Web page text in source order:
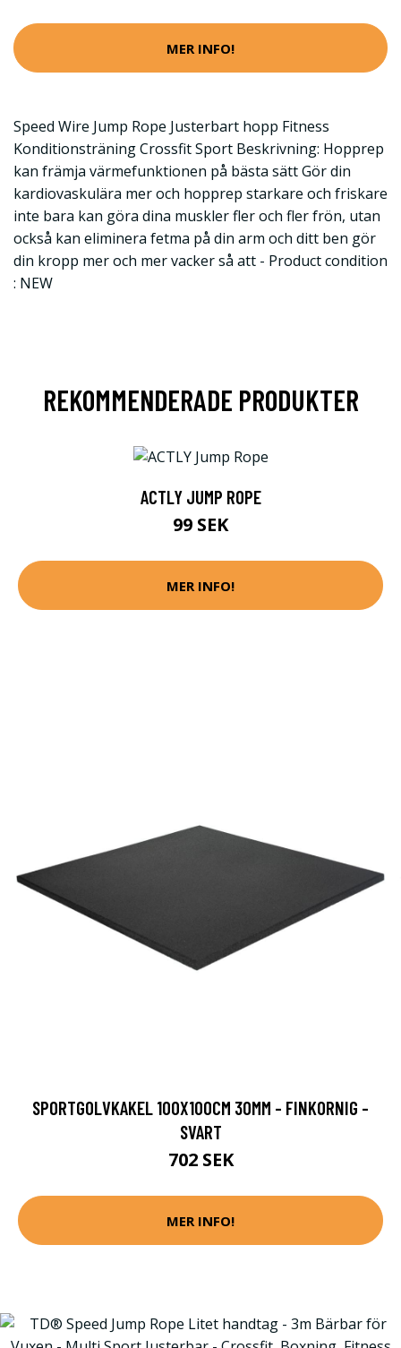
MER INFO!
Speed Wire Jump Rope Justerbart hopp Fitness
Konditionsträning Crossfit Sport Beskrivning: Hopprep
kan främja värmefunktionen på bästa sätt Gör din
kardiovaskulära mer och hopprep starkare och friskare
inte bara kan göra dina muskler fler och fler frön, utan
också kan eliminera fetma på din arm och ditt ben gör
din kropp mer och mer vacker så att - Product condition
: NEW
REKOMMENDERADE PRODUKTER
ACTLY JUMP ROPE
99 SEK
MER INFO!
SPORTGOLVKAKEL 100X100CM 30MM - FINKORNIG -
SVART
702 SEK
MER INFO!